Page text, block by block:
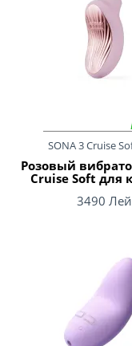
SONA 3 Cruise
Розовый
Cruise Soft для
3490 Лей